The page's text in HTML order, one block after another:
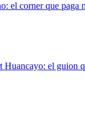
el corner que paga
el guion